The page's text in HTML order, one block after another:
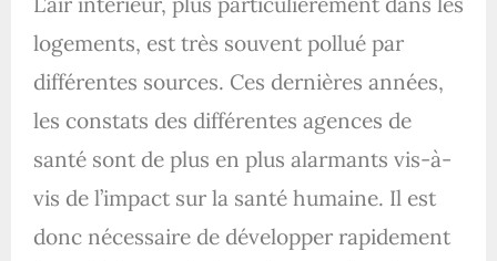
logements, est très souvent pollué par
différentes sources. Ces dernières années,
les constats des différentes agences de
santé sont de plus en plus alarmants vis-à-
vis de l’impact sur la santé humaine. Il est
donc nécessaire de développer rapidement